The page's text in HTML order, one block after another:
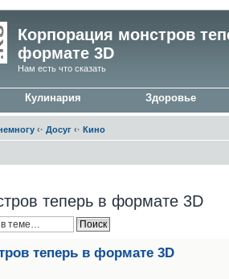
Корпорация монстров
формате 3D
Нам есть что сказать
Кулинария Здоровье
‹· Досуг ‹· Кино
теперь в формате 3D
теперь в формате 3D